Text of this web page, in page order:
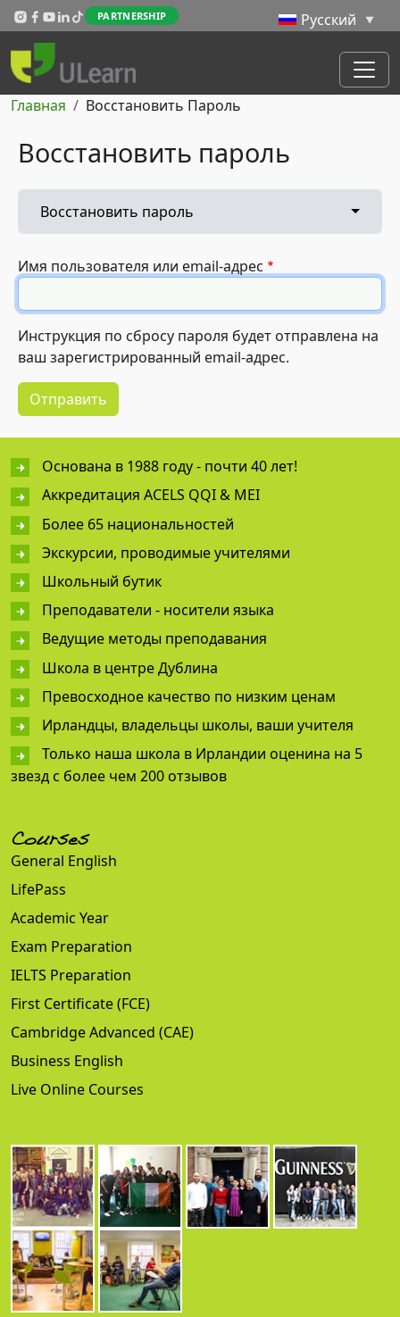
Перейти к основному содержанию
PARTNERSHIP
Строка навигации
Главная Восстановить Пароль
Восстановить пароль
Главные вкладки
Восстановить пароль Toggle
Имя пользователя или email-адрес
Инструкция по сбросу пароля будет отправлена на
ваш зарегистрированный email-адрес.
Основана в 1988 году - почти 40 лет!
Аккредитация ACELS QQI & MEI
Более 65 национальностей
Экскурсии, проводимые учителями
Школьный бутик
Преподаватели - носители языка
Ведущие методы преподавания
Школа в центре Дублина
Превосходное качество по низким ценам
Ирландцы, владельцы школы, ваши учителя
Только наша школа в Ирландии оценина на 5
звезд с более чем 200 отзывов
Courses
General English
LifePass
Academic Year
Exam Preparation
IELTS Preparation
First Certificate (FCE)
Cambridge Advanced (CAE)
Business English
Live Online Courses